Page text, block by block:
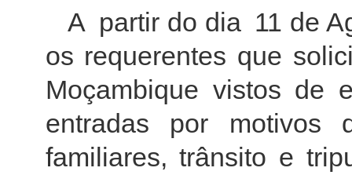
A partir do dia 11 de
os requerentes que
Moçambique vistos de
entradas por motivos
familiares, trânsito e